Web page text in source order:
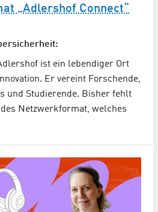
„Adlershof Connect“
ist ein lebendiger Ort
Er vereint Forschende,
und Studierende. Bisher fehlt
Netzwerkformat, welches